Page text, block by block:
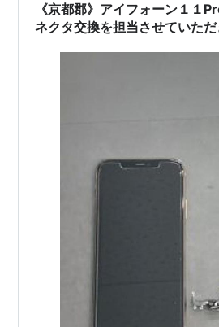
《京都郡》アイフォーン１１
ネクタ交換を担当させていただ